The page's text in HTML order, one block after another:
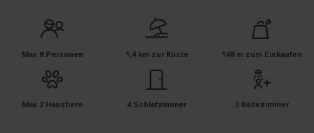
Max 8 Personen 1,4 km zur Küste 148 m zum Einkaufen
Max 2 Haustiere 4 Schlafzimmer 3 Badezimmer